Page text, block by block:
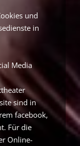
und
in
Media
sind in
facebook,
Für die
Online-